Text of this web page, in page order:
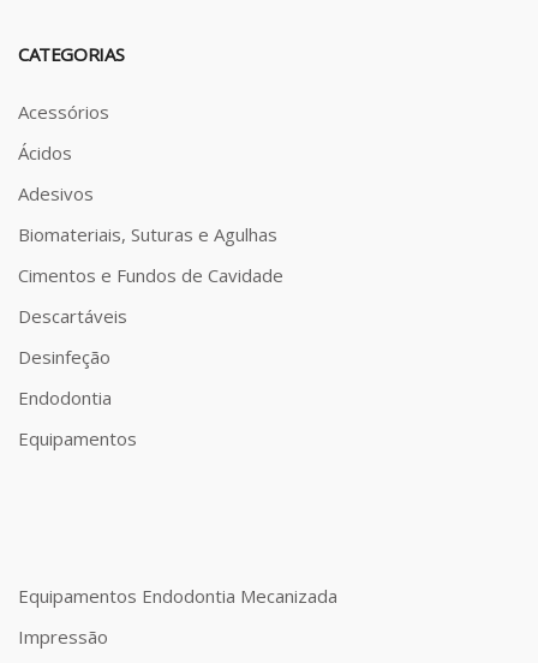
CATEGORIAS
Acessórios
Ácidos
Adesivos
Biomateriais, Suturas e Agulhas
Cimentos e Fundos de Cavidade
Descartáveis
Desinfeção
Endodontia
Equipamentos
Equipamentos Endodontia Mecanizada
Impressão